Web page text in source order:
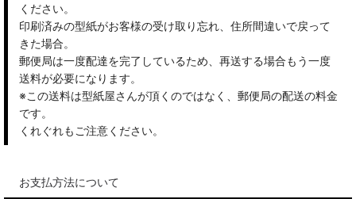
ください。
印刷済みの型紙がお客様の受け取り忘れ、住所間違いで戻って
きた場合。
郵便局は一度配達を完了しているため、再送する場合もう一度
送料が必要になります。
※この送料は型紙屋さんが頂くのではなく、郵便局の配送の料金
です。
くれぐれもご注意ください。
お支払方法について